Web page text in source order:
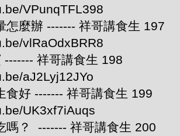
VPunqTFL398
怎麼辦 ------- 祥哥講食生 197
vlRaOdxBRR8
------- 祥哥講食生 198
aJ2Lyj12JYo
食好 ------- 祥哥講食生 199
UK3xf7iAuqs
嗎？ ------- 祥哥講食生 200